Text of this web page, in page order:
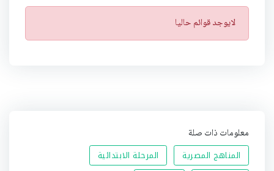
ت
ن
لايوجد قوائم حاليا
معلومات ذات صلة
المناهج المصرية
المرحلة الابتدائية